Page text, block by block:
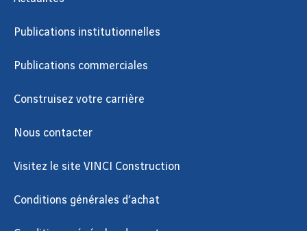
Publications institutionnelles
Publications commerciales
Construisez votre carrière
Nous contacter
Visitez le site VINCI Construction
Conditions générales d’achat